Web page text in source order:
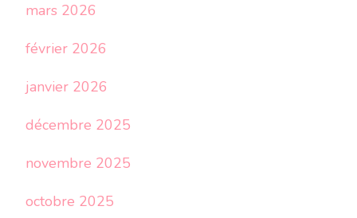
mars 2026
février 2026
janvier 2026
décembre 2025
novembre 2025
octobre 2025